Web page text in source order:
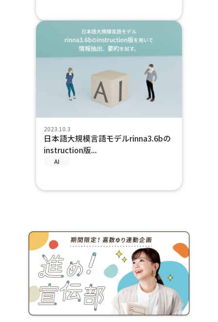
2023.10.3
日本語大規模言語モデルrinna3.6bの
instruction版...
AI